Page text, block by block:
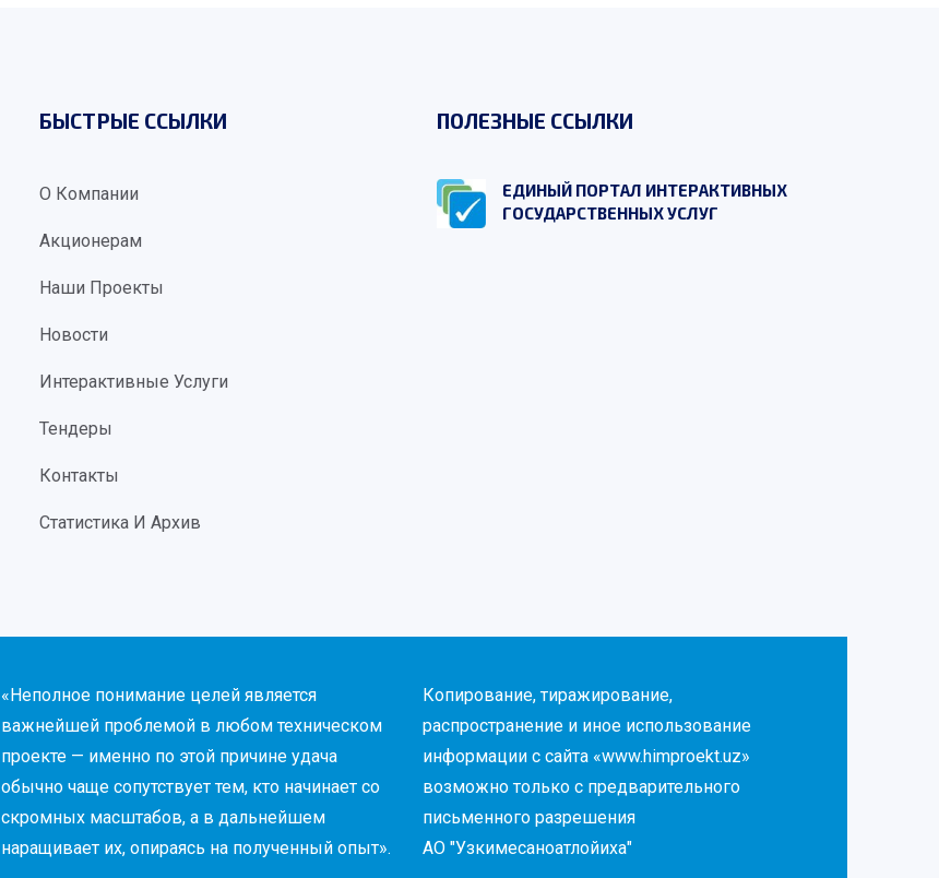
БЫСТРЫЕ ССЫЛКИ
О Компании
Акционерам
Наши Проекты
Новости
Интерактивные Услуги
Тендеры
Контакты
Статистика И Архив
ПОЛЕЗНЫЕ ССЫЛКИ
ЕДИНЫЙ ПОРТАЛ ИНТЕРАКТИВНЫХ
ГОСУДАРСТВЕННЫХ УСЛУГ
«Неполное понимание целей является
важнейшей проблемой в любом техническом
проекте — именно по этой причине удача
обычно чаще сопутствует тем, кто начинает со
скромных масштабов, а в дальнейшем
наращивает их, опираясь на полученный опыт».
Копирование, тиражирование,
распространение и иное использование
информации с сайта «www.himproekt.uz»
возможно только с предварительного
письменного разрешения
АО "Узкимесаноатлойиха"